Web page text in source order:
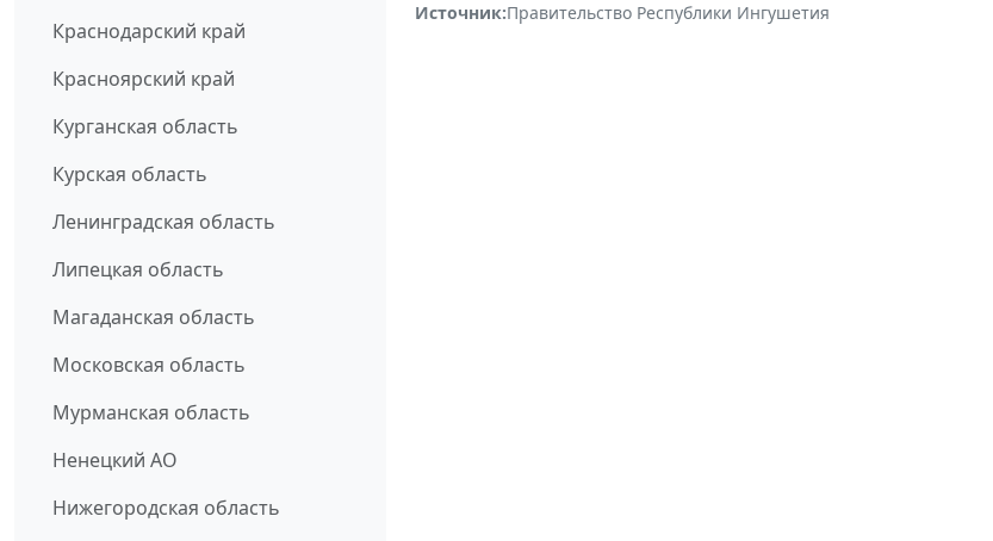
Краснодарский край
Красноярский край
Курганская область
Курская область
Ленинградская область
Липецкая область
Магаданская область
Московская область
Мурманская область
Ненецкий АО
Нижегородская область
Источник:Правительство Республики Ингушетия